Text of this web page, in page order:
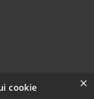
×
cookie